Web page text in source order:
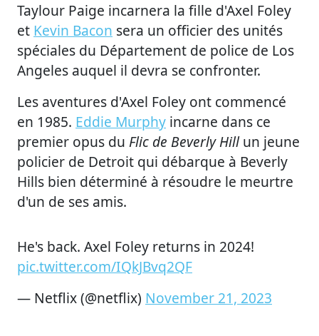
Taylour Paige incarnera la fille d'Axel Foley
et Kevin Bacon sera un officier des unités
spéciales du Département de police de Los
Angeles auquel il devra se confronter.
Les aventures d'Axel Foley ont commencé
en 1985. Eddie Murphy incarne dans ce
premier opus du Flic de Beverly Hillun jeune
policier de Detroit qui débarque à Beverly
Hills bien déterminé à résoudre le meurtre
d'un de ses amis.
He's back. Axel Foley returns in 2024!
pic.twitter.com/IQkJBvq2QF
— Netflix (@netflix) November 21, 2023